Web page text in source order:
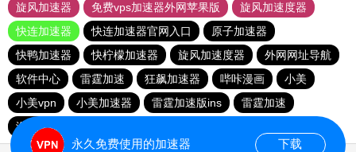
旋风加速器
免费vps加速器外网苹果版
旋风加速度器
快连加速器
快连加速器官网入口
原子加速器
快鸭加速器
快柠檬加速器 旋风加速度器
外网网址导航
软件中心
雷霆加速 狂飙加速器 哔咔漫画
小美
小美vpn
小美加速器 雷霆加速版ins
雷霆加速
海鸥加速度
永久免费使用的加速器 下载